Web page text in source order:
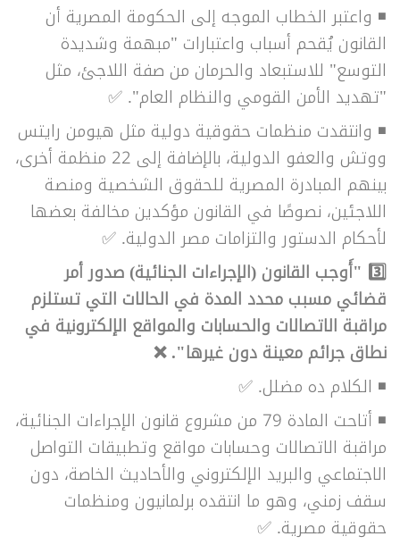
◾ واعتبر الخطاب الموجه إلى الحكومة المصرية أن
القانون يُقحم أسباب واعتبارات "مبهمة وشديدة
التوسع" للاستبعاد والحرمان من صفة اللاجئ، مثل
"تهديد الأمن القومي والنظام العام". ✅
◾ وانتقدت منظمات حقوقية دولية مثل هيومن رايتس
ووتش والعفو الدولية، بالإضافة إلى 22 منظمة أخرى،
بينهم المبادرة المصرية للحقوق الشخصية ومنصة
اللاجئين، نصوصًا في القانون مؤكدين مخالفة بعضها
لأحكام الدستور والتزامات مصر الدولية. ✅
3️⃣ "أَوجب القانون (الإجراءات الجنائية) صدور أمر
قضائي مسبب محدد المدة في الحالات التي تستلزم
مراقبة الاتصالات والحسابات والمواقع الإلكترونية في
نطاق جرائم معينة دون غيرها". ❌
◾ الكلام ده مضلل. ✅
◾ أتاحت المادة 79 من مشروع قانون الإجراءات الجنائية،
مراقبة الاتصالات وحسابات مواقع وتطبيقات التواصل
الاجتماعي والبريد الإلكتروني والأحاديث الخاصة، دون
سقف زمني، وهو ما انتقده برلمانيون ومنظمات
حقوقية مصرية. ✅